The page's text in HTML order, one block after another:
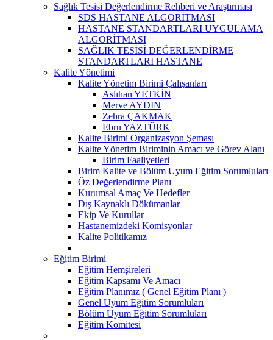
Sağlık Tesisi Değerlendirme Rehberi ve Araştırması
SDS HASTANE ALGORİTMASI
HASTANE STANDARTLARI UYGULAMA
ALGORİTMASI
SAĞLIK TESİSİ DEĞERLENDİRME
STANDARTLARI HASTANE
Kalite Yönetimi
Kalite Yönetim Birimi Çalışanları
Aslıhan YETKİN
Merve AYDIN
Zehra ÇAKMAK
Ebru YAZTÜRK
Kalite Birimi Organizasyon Şeması
Kalite Yönetim Biriminin Amacı ve Görev Alanı
Birim Faaliyetleri
Birim Kalite ve Bölüm Uyum Eğitim Sorumluları
Öz Değerlendirme Planı
Kurumsal Amaç Ve Hedefler
Dış Kaynaklı Dökümanlar
Ekip Ve Kurullar
Hastanemizdeki Komisyonlar
Kalite Politikamız
Eğitim Birimi
Eğitim Hemşireleri
Eğitim Kapsamı Ve Amacı
Eğitim Planımız ( Genel Eğitim Planı )
Genel Uyum Eğitim Sorumluları
Bölüm Uyum Eğitim Sorumluları
Eğitim Komitesi